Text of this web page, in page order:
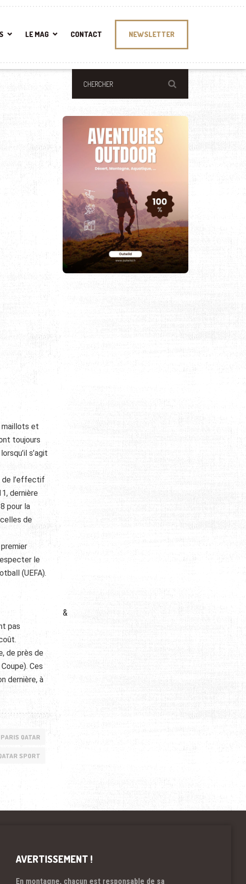
LE MAG CONTACT NEWSLETTER
maillots et
toujours
s’agit
de l’effectif
dernière
pour la
de
le
(UEFA).
pas
de près de
Ces
dernière, à
PARIS QATAR
SPORT
&
AVERTISSEMENT !
En montagne, chacun est responsable de sa